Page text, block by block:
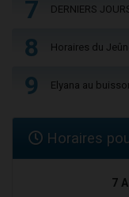
7 DERNIERS
8 Horaires du
9 Elyana au
Horaires
7